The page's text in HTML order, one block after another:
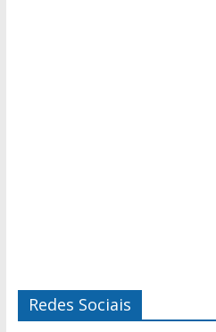
Redes Sociais